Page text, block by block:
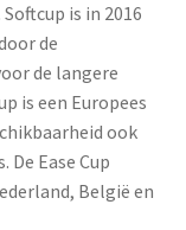
is in 2016
de
de langere
is een Europees
ook
Ease Cup
België en